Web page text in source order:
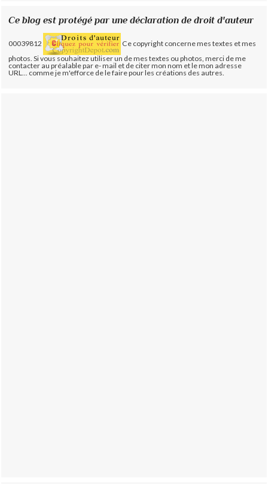
Ce blog est protégé par une déclaration de droit d'auteur
00039812
Ce copyright concerne mes textes et mes
photos. Si vous souhaitez utiliser un de mes textes ou photos, merci de me
contacter au préalable par e- mail et de citer mon nom et le mon adresse
URL... comme je m'efforce de le faire pour les créations des autres.